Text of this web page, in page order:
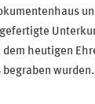
heutigen
begraben wurden.